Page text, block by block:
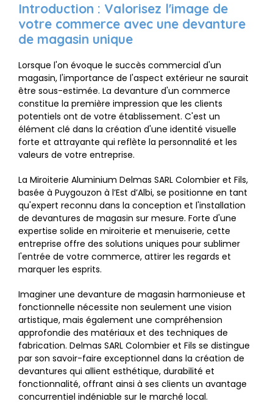
Introduction : Valorisez l'image de
votre commerce avec une devanture
de magasin unique
Lorsque l'on évoque le succès commercial d'un
magasin, l'importance de l'aspect extérieur ne saurait
être sous-estimée. La devanture d'un commerce
constitue la première impression que les clients
potentiels ont de votre établissement. C'est un
élément clé dans la création d'une identité visuelle
forte et attrayante qui reflète la personnalité et les
valeurs de votre entreprise.
La Miroiterie Aluminium Delmas SARL Colombier et Fils,
basée à Puygouzon à l’Est d’Albi, se positionne en tant
qu'expert reconnu dans la conception et l'installation
de devantures de magasin sur mesure. Forte d'une
expertise solide en miroiterie et menuiserie, cette
entreprise offre des solutions uniques pour sublimer
l'entrée de votre commerce, attirer les regards et
marquer les esprits.
Imaginer une devanture de magasin harmonieuse et
fonctionnelle nécessite non seulement une vision
artistique, mais également une compréhension
approfondie des matériaux et des techniques de
fabrication. Delmas SARL Colombier et Fils se distingue
par son savoir-faire exceptionnel dans la création de
devantures qui allient esthétique, durabilité et
fonctionnalité, offrant ainsi à ses clients un avantage
concurrentiel indéniable sur le marché local.